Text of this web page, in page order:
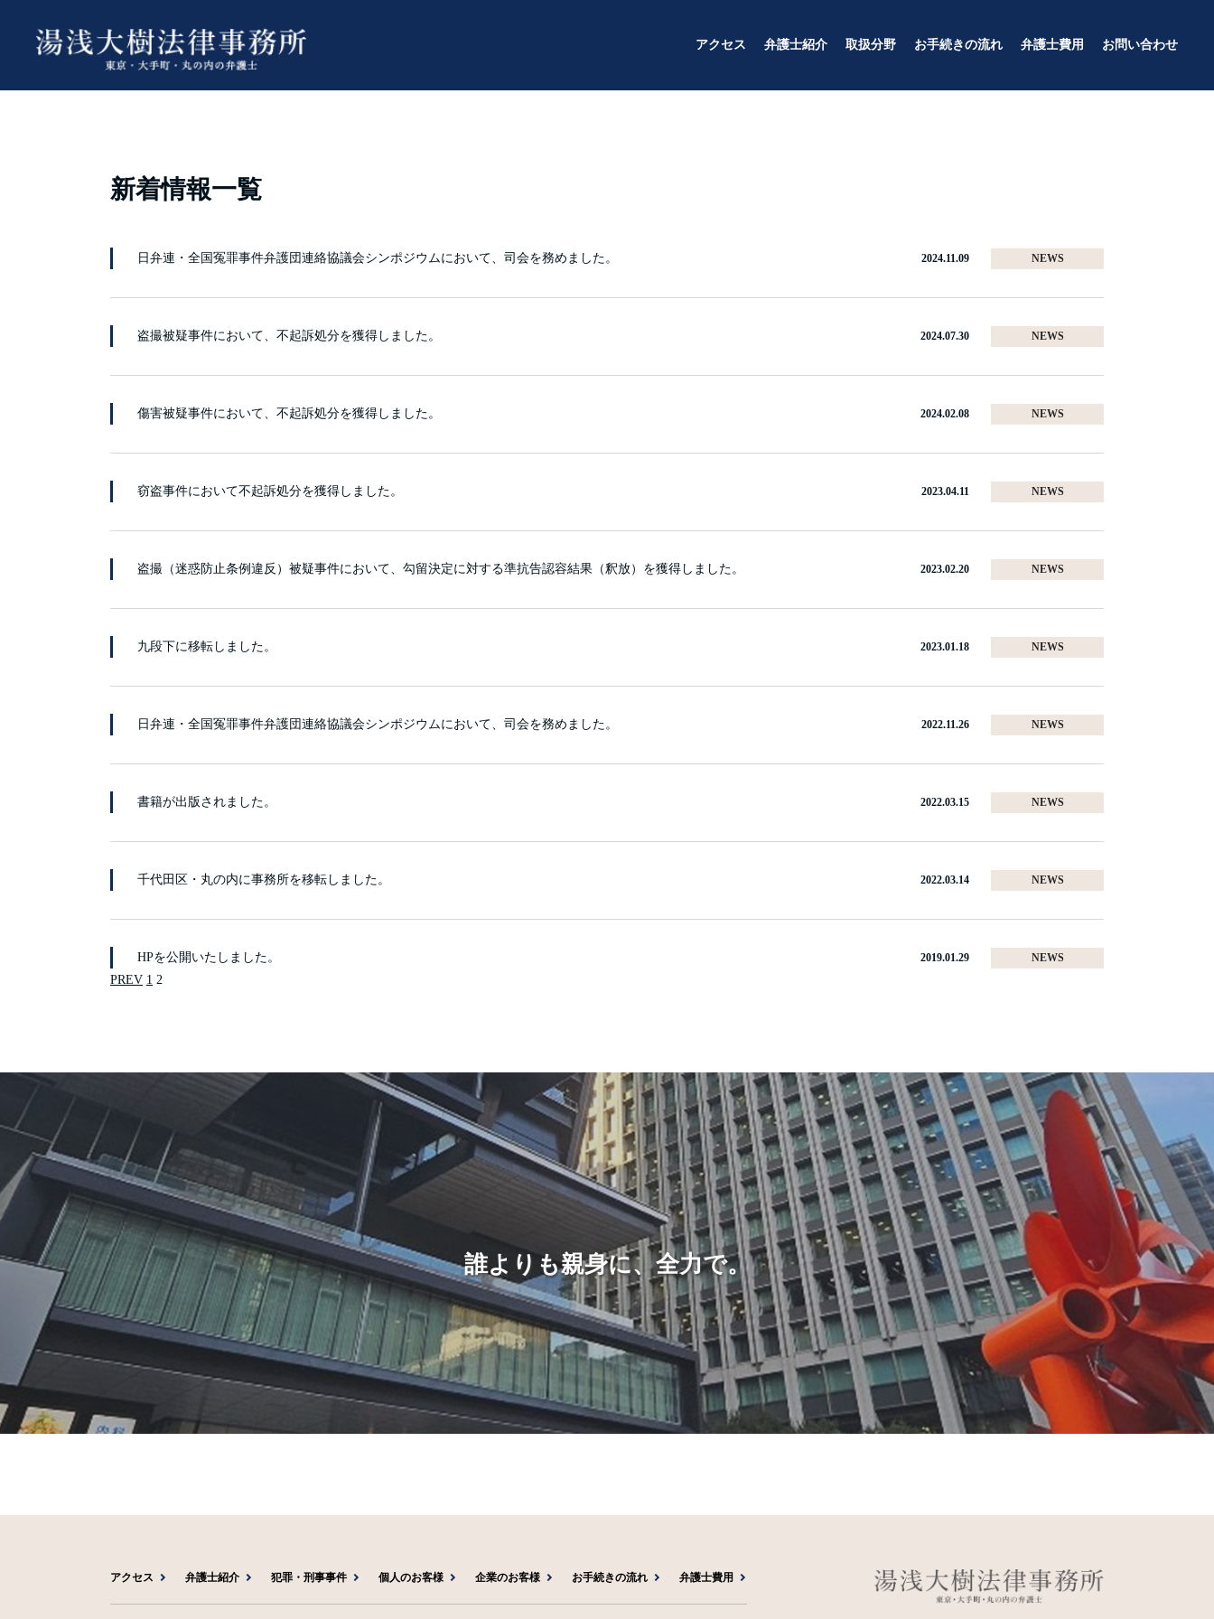
アクセス 弁護士紹介 取扱分野 お手続きの流れ 弁護士費用 お問い合わせ
新着情報一覧
日弁連・全国冤罪事件弁護団連絡協議会シンポジウムにおいて、司会を務めました。 2024.11.09 NEWS
盗撮被疑事件において、不起訴処分を獲得しました。 2024.07.30 NEWS
傷害被疑事件において、不起訴処分を獲得しました。 2024.02.08 NEWS
窃盗事件において不起訴処分を獲得しました。 2023.04.11 NEWS
盗撮（迷惑防止条例違反）被疑事件において、勾留決定に対する準抗告認容結果（釈放）を獲得しました。 2023.02.20 NEWS
九段下に移転しました。 2023.01.18 NEWS
日弁連・全国冤罪事件弁護団連絡協議会シンポジウムにおいて、司会を務めました。 2022.11.26 NEWS
書籍が出版されました。 2022.03.15 NEWS
千代田区・丸の内に事務所を移転しました。 2022.03.14 NEWS
HPを公開いたしました。 2019.01.29 NEWS
PREV 1 2
誰よりも親身に、全力で。
アクセス 弁護士紹介 犯罪・刑事事件 個人のお客様 企業のお客様 お手続きの流れ 弁護士費用